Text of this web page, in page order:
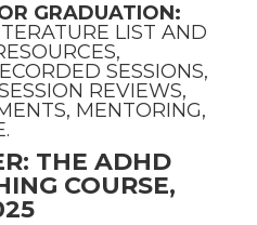
GRADUATION:
LIST AND
SESSIONS,
REVIEWS,
MENTORING,
THE ADHD
COURSE,